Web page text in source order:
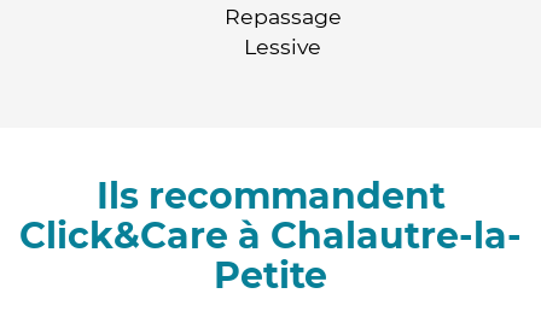
Repassage
Lessive
Ils recommandent
Click&Care à Chalautre-la-
Petite